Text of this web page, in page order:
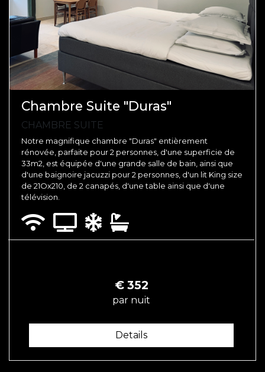
Chambre Suite "Duras"
CHAMBRE SUITE
Notre magnifique chambre "Duras" entièrement
rénovée, parfaite pour 2 personnes, d'une superficie de
33m2, est équipée d'une grande salle de bain, ainsi que
d'une baignoire jacuzzi pour 2 personnes, d'un lit King size
de 21Ox210, de 2 canapés, d'une table ainsi que d'une
télévision.
€ 352
par nuit
Details